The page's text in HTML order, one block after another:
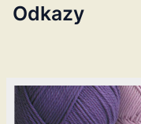
Odkazy